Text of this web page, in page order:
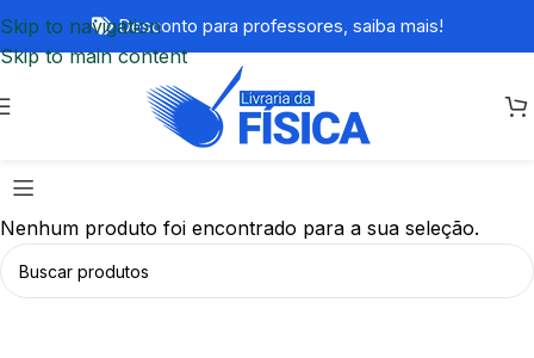
Skip to navigation
Skip to main content
Desconto para professores, saiba mais!
Nenhum produto foi encontrado para a sua seleção.